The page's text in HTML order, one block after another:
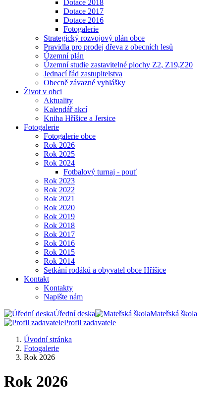
Dotace 2018
Dotace 2017
Dotace 2016
Fotogalerie
Strategický rozvojový plán obce
Pravidla pro prodej dřeva z obecních lesů
Územní plán
Územní studie zastavitelné plochy Z2, Z19,Z20
Jednací řád zastupitelstva
Obecně závazné vyhlášky
Život v obci
Aktuality
Kalendář akcí
Kniha Hříšice a Jersice
Fotogalerie
Fotogalerie obce
Rok 2026
Rok 2025
Rok 2024
Fotbalový turnaj - pouť
Rok 2023
Rok 2022
Rok 2021
Rok 2020
Rok 2019
Rok 2018
Rok 2017
Rok 2016
Rok 2015
Rok 2014
Setkání rodáků a obyvatel obce Hříšice
Kontakt
Kontakty
Napište nám
Úřední deska
Mateřská škola
Profil zadavatele
Úvodní stránka
Fotogalerie
Rok 2026
Rok 2026